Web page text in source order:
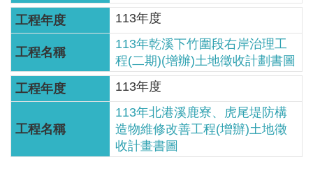
料
開
放
宣
告
隱
權
113年度
113年乾溪下竹圍段右岸治理工
程(二期)(增辦)土地徵收計劃書圖
113年度
113年北港溪鹿寮、虎尾堤防構
造物維修改善工程(增辦)土地徵
收計畫書圖